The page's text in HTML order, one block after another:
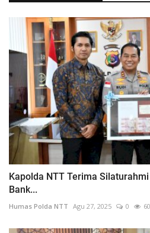
Kapolda NTT Terima
Bank...
Humas Polda NTT Agu 27, 2025 0